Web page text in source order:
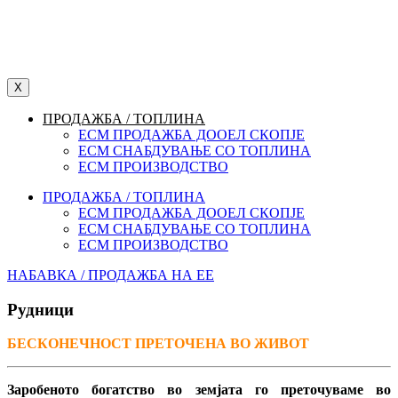
X
ПРОДАЖБА / ТОПЛИНА
ЕСМ ПРОДАЖБА ДООЕЛ СКОПЈЕ
ЕСМ СНАБДУВАЊЕ СО ТОПЛИНА
ЕСМ ПРОИЗВОДСТВО
ПРОДАЖБА / ТОПЛИНА
ЕСМ ПРОДАЖБА ДООЕЛ СКОПЈЕ
ЕСМ СНАБДУВАЊЕ СО ТОПЛИНА
ЕСМ ПРОИЗВОДСТВО
НАБАВКА / ПРОДАЖБА НА ЕЕ
Рудници
БЕСКОНЕЧНОСТ ПРЕТОЧЕНА ВО ЖИВОТ
Заробеното богатство во земјата го преточуваме во